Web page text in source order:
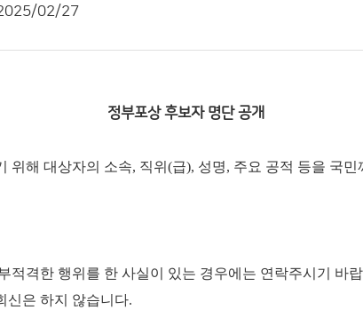
02/27
정부포상 후보자 명단 공개
해 대상자의 소속, 직위(급), 성명, 주요 공적 등을 국
적격한 행위를 한 사실이 있는 경우에는 연락주시기 바
신은 하지 않습니다.